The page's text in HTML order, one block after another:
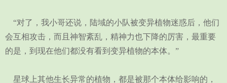
“对了，我小哥还说，陆域的小队被变异植物迷惑后，他们
会互相攻击，而且神智紊乱，精神力也下降的厉害，最重要
的是，到现在他们都没有看到变异植物的本体。”
星球上其他生长异常的植物，都是被那个本体给影响的，